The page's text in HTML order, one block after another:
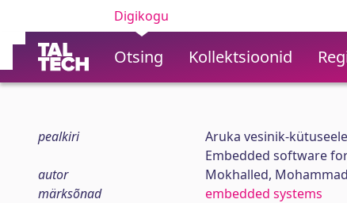
Digikogu
Otsing Kollektsioonid
pealkiri
Aruka vesinik-
Embedded software
autor
Mokhalled, Mohammad
märksõnad
embedded systems